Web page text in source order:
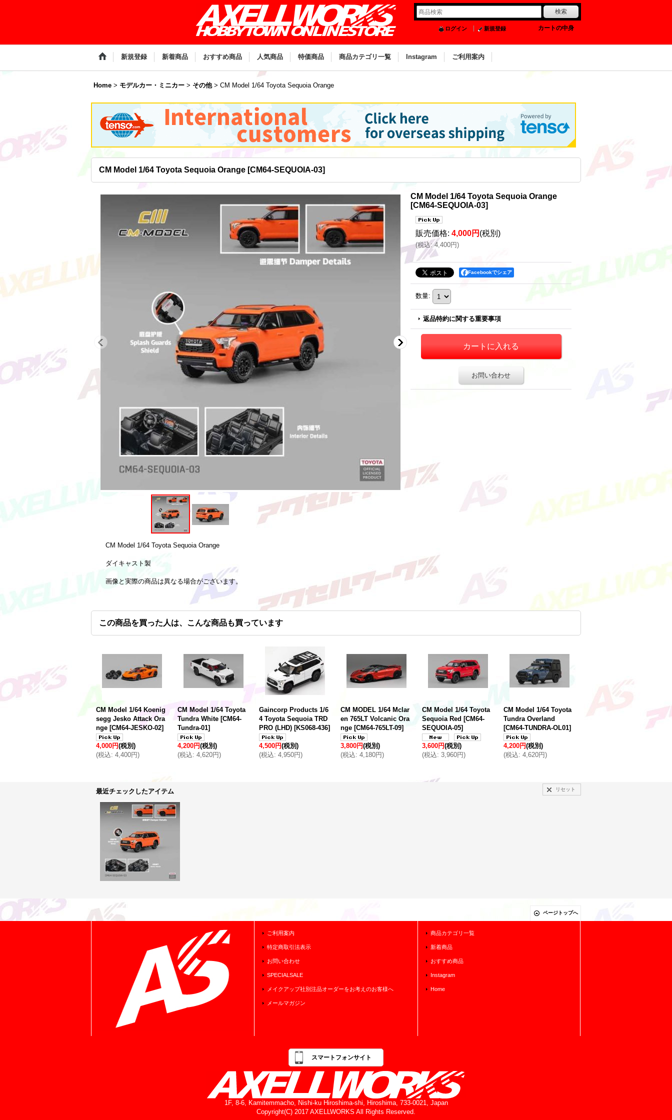
カートの中身
ログイン 新規登録
新規登録 新着商品 おすすめ商品 人気商品 特価商品 商品カテゴリ一覧 Instagram ご利用案内
Home > モデルカー・ミニカー > その他 > CM Model 1/64 Toyota Sequoia Orange
CM Model 1/64 Toyota Sequoia Orange [CM64-SEQUOIA-03]
CM Model 1/64 Toyota Sequoia Orange
[CM64-SEQUOIA-03]
販売価格: 4,000円 (税別)
(税込: 4,400円)
Facebookでシェア
数量:
返品特約に関する重要事項
お問い合わせ
CM Model 1/64 Toyota Sequoia Orange
ダイキャスト製
画像と実際の商品は異なる場合がございます。
この商品を買った人は、こんな商品も買っています
CM Model 1/64 Koenig
segg Jesko Attack Ora
nge [CM64-JESKO-02]
4,000円(税別)
(税込: 4,400円)
CM Model 1/64 Toyota
Tundra White [CM64-
Tundra-01]
4,200円(税別)
(税込: 4,620円)
Gaincorp Products 1/6
4 Toyota Sequoia TRD
PRO (LHD) [KS068-436]
4,500円(税別)
(税込: 4,950円)
CM MODEL 1/64 Mclar
en 765LT Volcanic Ora
nge [CM64-765LT-09]
3,800円(税別)
(税込: 4,180円)
CM Model 1/64 Toyota
Sequoia Red [CM64-
SEQUOIA-05]
3,600円(税別)
(税込: 3,960円)
CM Model 1/64 Toyota
Tundra Overland
[CM64-TUNDRA-OL01]
4,200円(税別)
(税込: 4,620円)
最近チェックしたアイテム リセット
ページトップへ
ご利用案内
特定商取引法表示
お問い合わせ
SPECIALSALE
メイクアップ社別注品オーダーをお考えのお客様へ
メールマガジン
商品カテゴリ一覧
新着商品
おすすめ商品
Instagram
Home
スマートフォンサイト
1F, 8-6, Kamitemmacho, Nishi-ku Hiroshima-shi, Hiroshima, 733-0021, Japan
Copyright(C) 2017 AXELLWORKS All Rights Reserved.